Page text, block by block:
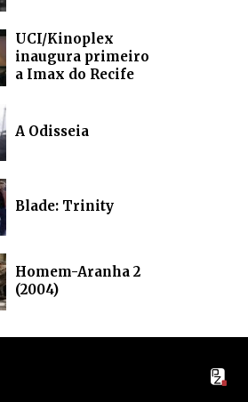
UCI/Kinoplex
inaugura primeiro
a Imax do Recife
A Odisseia
Blade: Trinity
Homem-Aranha 2
(2004)